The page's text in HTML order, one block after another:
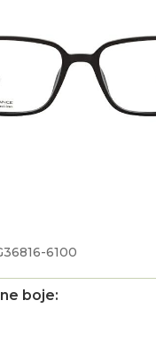
6100
boje: